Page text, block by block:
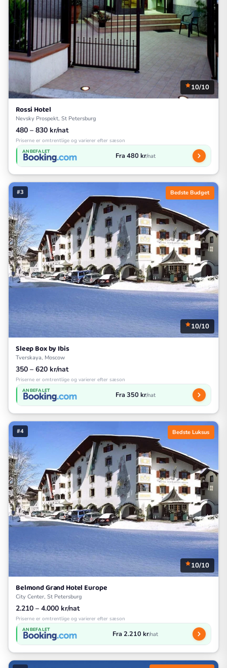
10/10
Rossi Hotel
Nevsky Prospekt, St Petersburg
480 – 830 kr/nat
Priserne er omtrentlige og varierer efter sæson
ANBEFALET Fra 480 kr/nat
#3 Bedste Budget
10/10
Sleep Box by Ibis
Tverskaya, Moscow
350 – 620 kr/nat
Priserne er omtrentlige og varierer efter sæson
ANBEFALET Fra 350 kr/nat
#4 Bedste Luksus
10/10
Belmond Grand Hotel Europe
City Center, St Petersburg
2.210 – 4.000 kr/nat
Priserne er omtrentlige og varierer efter sæson
ANBEFALET Fra 2.210 kr/nat